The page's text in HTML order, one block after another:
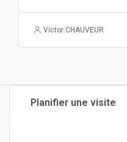
Victor CHAUVEUR
Planifier une visite